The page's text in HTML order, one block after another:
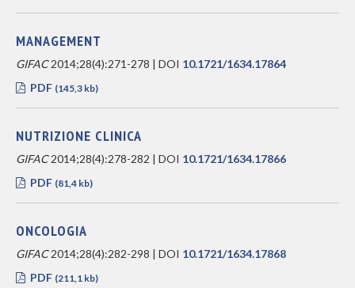
MANAGEMENT
GIFAC2014;28(4):271-278 | DOI 10.1721/1634.17864
PDF (145,3 kb)
NUTRIZIONE CLINICA
GIFAC2014;28(4):278-282 | DOI 10.1721/1634.17866
PDF (81,4 kb)
ONCOLOGIA
GIFAC2014;28(4):282-298 | DOI 10.1721/1634.17868
PDF (211,1 kb)